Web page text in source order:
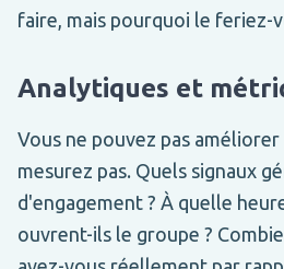
faire, mais pourquoi le feriez-
Analytiques et
Vous ne pouvez pas améliorer
mesurez pas. Quels signaux
d'engagement ? À quelle
ouvrent-ils le groupe ?